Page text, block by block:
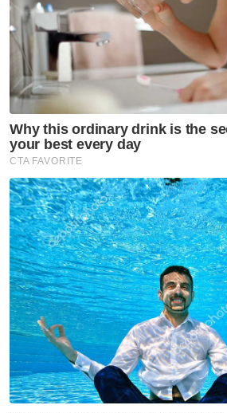
Muat turun aplikasi Sinar
Pelajar
MRSM
Masalah Kewangan